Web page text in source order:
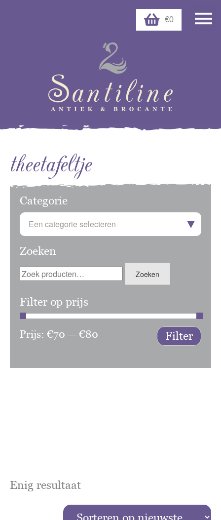
€0
theetafeltje
Categorie
Een categorie selecteren
Zoeken
Zoeken
naar:
Zoeken
Filter op prijs
Min.
Max.
Filter
Prijs: €70 — €80
Enig resultaat